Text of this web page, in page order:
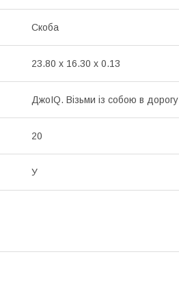
Скоба
23.80 x 16.30 x 0.13
ДжоIQ. Візьми із собою в дорогу
20
У